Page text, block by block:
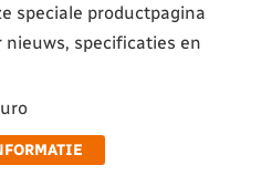
speciale productpagina
nieuws, specificaties en